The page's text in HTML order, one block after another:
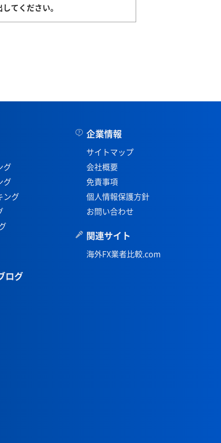
てください。
グ
グ
ング
ログ
企業情報
サイトマップ
会社概要
免責事項
個人情報保護方針
お問い合わせ
関連サイト
海外FX業者比較.com